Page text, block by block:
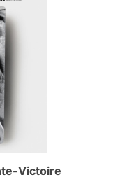
Victoire